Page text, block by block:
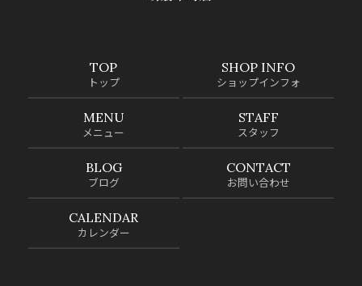
TOP
トップ
SHOP INFO
ショップインフォ
MENU
メニュー
STAFF
スタッフ
BLOG
ブログ
CONTACT
お問い合わせ
CALENDAR
カレンダー